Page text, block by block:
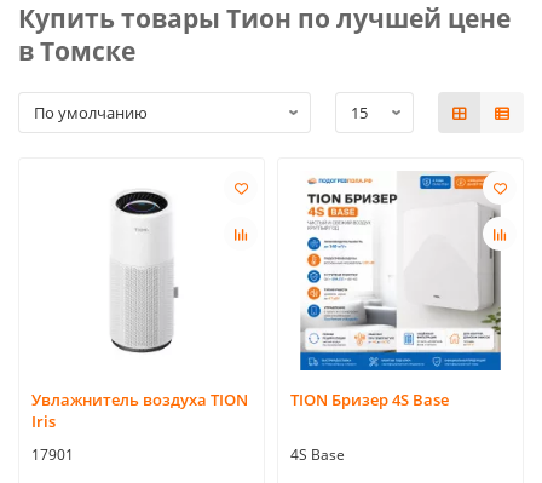
Купить товары Тион по лучшей цене
в Томске
Увлажнитель воздуха TION
Iris
17901
TION Бризер 4S Base
4S Base